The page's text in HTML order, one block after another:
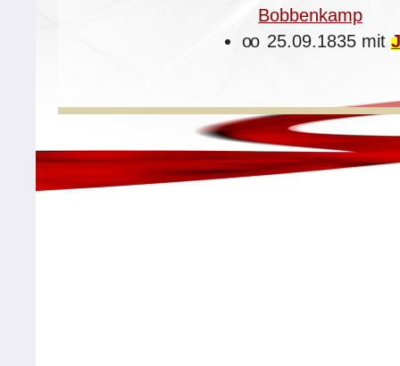
Bobbenkamp
oo 25.09.1835 mit